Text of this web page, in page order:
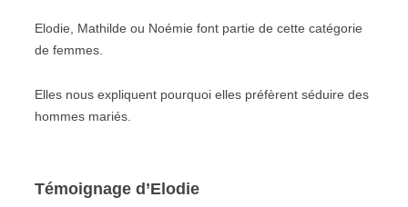
Elodie, Mathilde ou Noémie font partie de cette catégorie
de femmes.
Elles nous expliquent pourquoi elles préfèrent séduire des
hommes mariés.
Témoignage d’Elodie